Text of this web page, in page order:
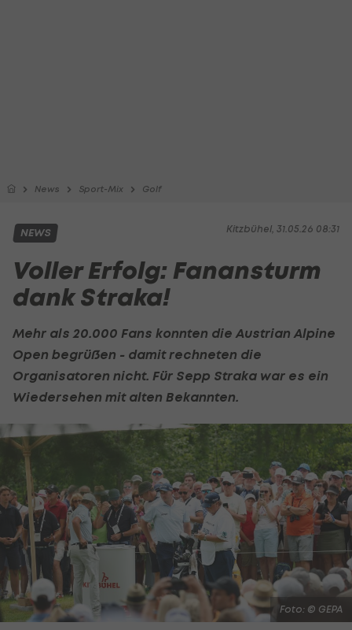
News Sport-Mix Golf
Kitzbühel, 31.05.26 08:31
NEWS
Voller Erfolg: Fanansturm
dank Straka!
Mehr als 20.000 Fans konnten die Austrian Alpine
Open begrüßen - damit rechneten die
Organisatoren nicht. Für Sepp Straka war es ein
Wiedersehen mit alten Bekannten.
Foto: © GEPA